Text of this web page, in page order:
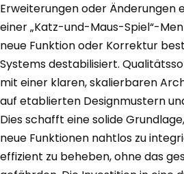
Erweiterungen oder Änderungen
einer „Katz-und-Maus-Spiel“-
neue Funktion oder Korrektur
Systems destabilisiert.
mit einer klaren, skalierbaren
auf etablierten Designmustern
Dies schafft eine solide
neue Funktionen nahtlos zu
effizient zu beheben, ohne das